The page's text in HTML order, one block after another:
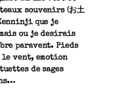
souvenirs (お土
que je
ou je desirais
paravent. Pieds
le vent, emotion
de sages